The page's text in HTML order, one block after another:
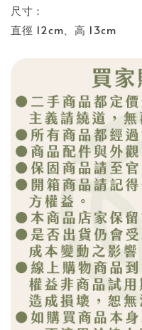
尺寸：
直徑 12cm、高 13cm